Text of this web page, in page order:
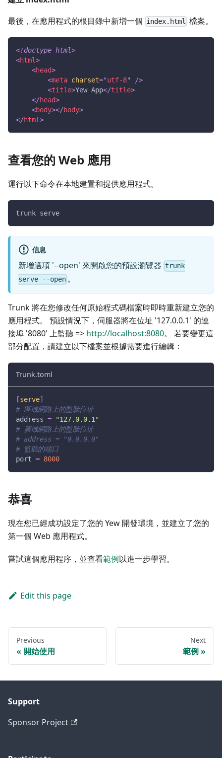
最後，在應用程式的根目錄中新增一個 index.html 檔案。
<!doctype html>
<html>
<head>
<meta charset="utf-8"
/>
<title>Yew App</title>
</head>
<body></body>
</html>
查看您的 Web 應用
運行以下命令在本地建置和提供應用程式。
trunk serve
信息
新增選項 '--open' 來開啟您的預設瀏覽器 trunk
serve --open 。
Trunk 將在您修改任何原始程式碼檔案時即時重新建立您的
應用程式。 預設情況下，伺服器將在位址 '127.0.0.1' 的連
接埠 '8080' 上監聽 => http://localhost:8080。 若要變更這
部分配置，請建立以下檔案並根據需要進行編輯：
Trunk.toml
[serve]
# 區域網路上的監聽位址
address =
"127.0.0.1"
# 廣域網路上的監聽位址
# address = "0.0.0.0"
# 監聽的端口
port = 8000
恭喜
現在您已經成功設定了您的 Yew 開發環境，並建立了您的
第一個 Web 應用程式。
嘗試這個應用程序，並查看範例以進一步學習。
Edit this page
Previous
開始使用
Next
範例
Support
Sponsor Project